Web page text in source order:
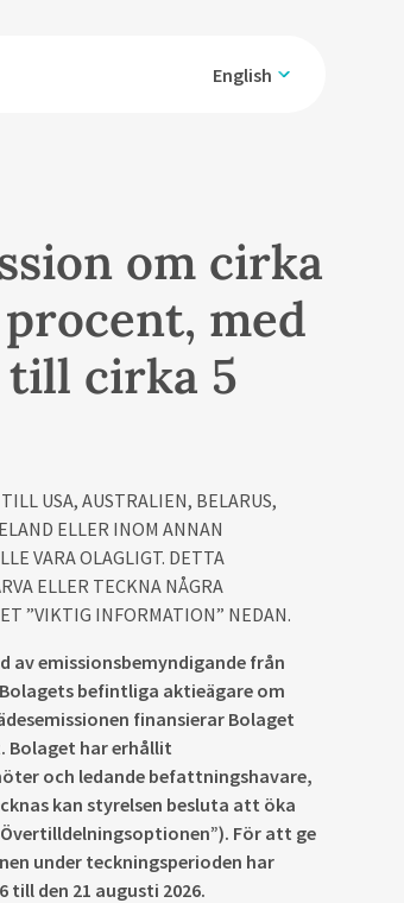
English
om cirka
med
till cirka 5
USA, AUSTRALIEN, BELARUS,
ELLER INOM ANNAN
VARA OLAGLIGT. DETTA
ELLER TECKNA NÅGRA
”VIKTIG INFORMATION” NEDAN.
av emissionsbemyndigande från
befintliga aktieägare om
finansierar Bolaget
Bolaget har erhållit
och ledande befattningshavare,
kan styrelsen besluta att öka
För att ge
under teckningsperioden har
den 21 augusti 2026.